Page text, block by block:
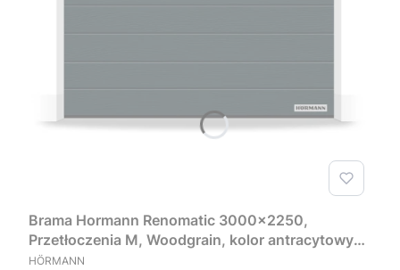
Brama Hormann Renomatic 3000x2250,
Przetłoczenia M, Woodgrain, kolor antracytowy
RAL 7016 + Prowadzenie Z
PRODUCENT
HÖRMANN